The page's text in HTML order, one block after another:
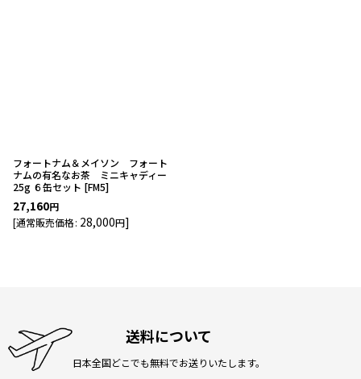
フォートナム＆メイソン フォート
ナムの有名なお茶 ミニキャディー
25g ６缶セット [FM5]
27,160円
[通常販売価格: 28,000円]
送料について
日本全国どこでも無料でお送りいたします。